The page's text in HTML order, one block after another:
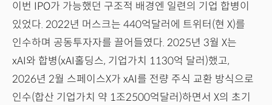
이번 IPO가 가능했던 구조적 배경엔 일련의 기업 합병이
있었다. 2022년 머스크는 440억달러에 트위터(현 X)를
인수하며 공동투자자를 끌어들였다. 2025년 3월 X는
xAI와 합병(xAI홀딩스, 기업가치 1130억 달러)했고,
2026년 2월 스페이스X가 xAI를 전량 주식 교환 방식으로
인수(합산 기업가치 약 1조2500억달러)하면서 X의 초기